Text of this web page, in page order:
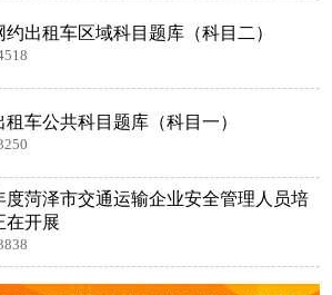
约出租车区域科目题库（科目二）
租车公共科目题库（科目一）
度菏泽市交通运输企业安全管理人员培
在开展